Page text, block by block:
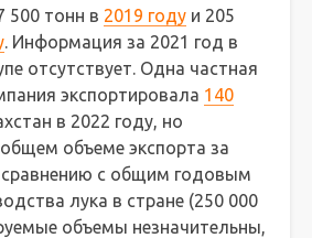
500 тонн в 2019 году и 205
. Информация за 2021 год в
отсутствует. Одна частная
экспортировала 140
в 2022 году, но
объеме экспорта за
сравнению с общим годовым
лука в стране (250 000
объемы незначительны,